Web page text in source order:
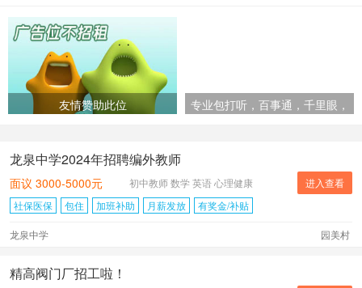
友情赞助此位
专业包打听，百事通，千里眼，
龙泉中学2024年招聘编外教师
面议 3000-5000元
初中教师 数学 英语 心理健康
社保医保
包住 加班补助 月薪发放 有奖金/补贴
龙泉中学 园美村
进入查看
精高阀门厂招工啦！